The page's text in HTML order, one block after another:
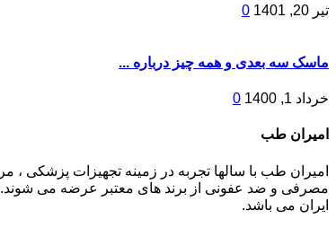
تیر 20, 1401 0
ماسک سه بعدی و همه چیز درباره ...
خرداد 1, 1400 0
امیران طب
امیران طب با سالها تجربه در زمینه تجهیزات
مصرفی و ضد عفونی از برند های معتبر عرضه می شوند.
ایران می باشد.